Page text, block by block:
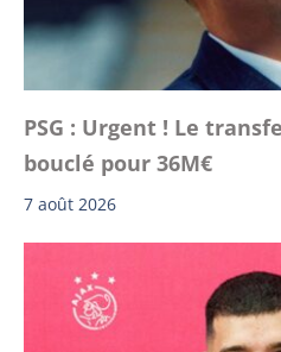
PSG : Urgent ! Le
bouclé pour 36M€
7 août 2026